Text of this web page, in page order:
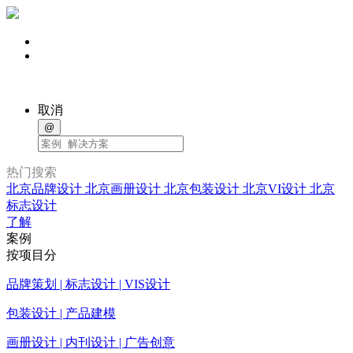
取消
@
热门搜索
北京品牌设计 北京画册设计 北京包装设计 北京VI设计 北京
标志设计
了解
案例
按项目分
品牌策划 | 标志设计 | VIS设计
包装设计 | 产品建模
画册设计 | 内刊设计 | 广告创意